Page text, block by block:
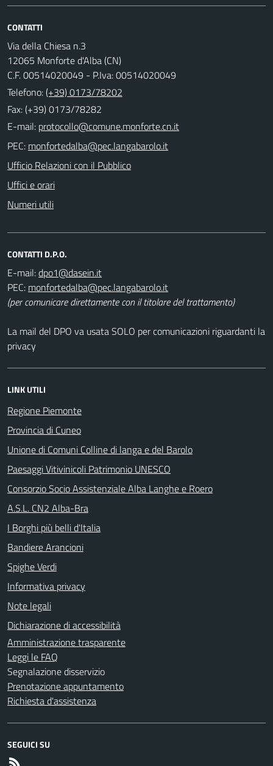
CONTATTI
Via della Chiesa n.3
12065 Monforte d'Alba (CN)
C.F. 00514020049 - P.Iva: 00514020049
Telefono:(+39) 0173/78202
Fax: (+39) 0173/78282
E-mail:
PEC:
Ufficio Relazioni con il Pubblico
Uffici e orari
Numeri utili
CONTATTI D.P.O.
E-mail:
PEC:
(per comunicare direttamente con il titolare del trattamento)
La mail del DPO va usata SOLO per comunicazioni riguardanti la
privacy
LINK UTILI
Regione Piemonte
Provincia di Cuneo
Unione di Comuni Colline di langa e del Barolo
Paesaggi Vitivinicoli Patrimonio UNESCO
Consorzio Socio Assistenziale Alba Langhe e Roero
A.S.L. CN2 Alba-Bra
I Borghi più belli d'Italia
Bandiere Arancioni
Spighe Verdi
Informativa privacy
Note legali
Dichiarazione di accessibilità
Amministrazione trasparente
Leggi le FAQ
Segnalazione disservizio
Prenotazione appuntamento
Richiesta d'assistenza
SEGUICI SU